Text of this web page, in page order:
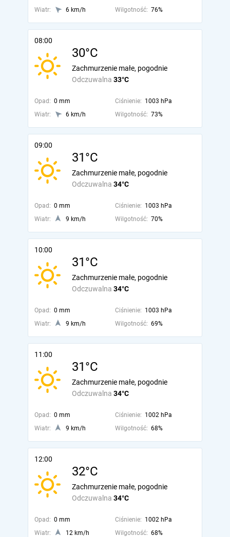
Wiatr: 6 km/h Wilgotność: 76%
08:00
30°C
Odczuwalna 33°C
Zachmurzenie małe, pogodnie
Opad: 0 mm Ciśnienie: 1003 hPa
Wiatr:
6 km/h Wilgotność: 73%
09:00
31°C
Odczuwalna 34°C
Zachmurzenie małe, pogodnie
Opad: 0 mm Ciśnienie: 1003 hPa
Wiatr:
9 km/h Wilgotność: 70%
10:00
31°C
Odczuwalna 34°C
Zachmurzenie małe, pogodnie
Opad: 0 mm Ciśnienie: 1003 hPa
Wiatr:
9 km/h Wilgotność: 69%
11:00
31°C
Odczuwalna 34°C
Zachmurzenie małe, pogodnie
Opad: 0 mm Ciśnienie: 1002 hPa
Wiatr:
9 km/h Wilgotność: 68%
12:00
32°C
Odczuwalna 34°C
Zachmurzenie małe, pogodnie
Opad: 0 mm Ciśnienie: 1002 hPa
Wiatr:
12 km/h Wilgotność: 68%